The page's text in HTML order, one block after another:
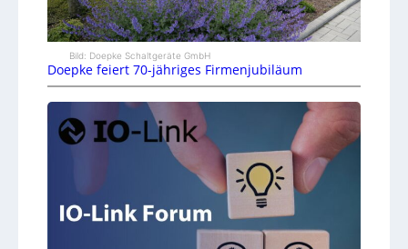
Bild: Doepke Schaltgeräte GmbH
Doepke feiert 70-jähriges Firmenjubiläum